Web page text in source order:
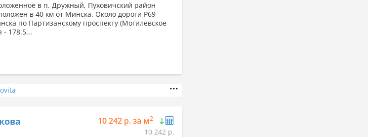
в п. Дружный, Пуховичский район
в 40 км от Минска. Около дороги Р69
по Партизанскому проспекту (Могилевское
- 178.5...
10 242 р. за м2
10 242 р.